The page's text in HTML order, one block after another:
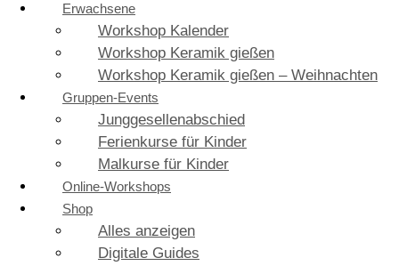
Erwachsene
Workshop Kalender
Workshop Keramik gießen
Workshop Keramik gießen – Weihnachten
Gruppen-Events
Junggesellenabschied
Ferienkurse für Kinder
Malkurse für Kinder
Online-Workshops
Shop
Alles anzeigen
Digitale Guides